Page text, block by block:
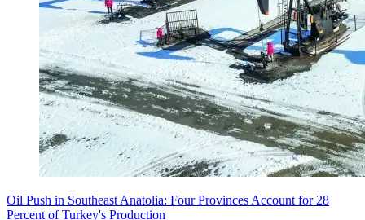
Oil Push in Southeast Anatolia: Four Provinces Account for 28
Percent of Turkey's Production